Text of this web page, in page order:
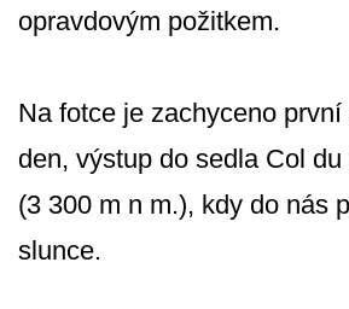
opravdovým požitkem.
Na fotce je zachyceno
den, výstup do sedla Col
(3 300 m n m.), kdy do nás
slunce.